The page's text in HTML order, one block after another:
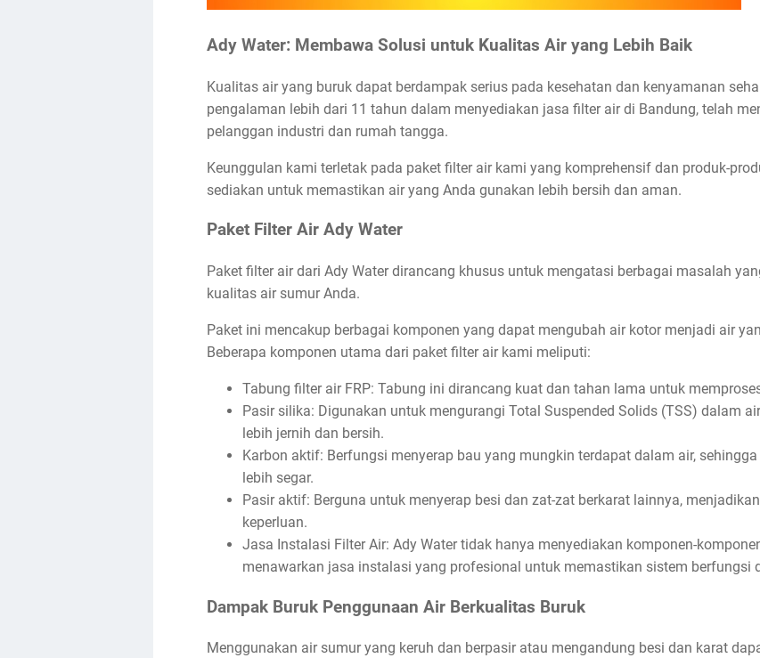
Ady Water: Membawa Solusi untuk Kualitas Air yang Lebih Baik
Kualitas air yang buruk dapat berdampak serius pada kesehatan dan kenyamanan
pengalaman lebih dari 11 tahun dalam menyediakan jasa filter air di Bandung, telah
pelanggan industri dan rumah tangga.
Keunggulan kami terletak pada paket filter air kami yang komprehensif dan produk-
sediakan untuk memastikan air yang Anda gunakan lebih bersih dan aman.
Paket Filter Air Ady Water
Paket filter air dari Ady Water dirancang khusus untuk mengatasi berbagai masalah
kualitas air sumur Anda.
Paket ini mencakup berbagai komponen yang dapat mengubah air kotor menjadi air
Beberapa komponen utama dari paket filter air kami meliputi:
Tabung filter air FRP: Tabung ini dirancang kuat dan tahan lama untuk
Pasir silika: Digunakan untuk mengurangi Total Suspended Solids (TSS) dalam
lebih jernih dan bersih.
Karbon aktif: Berfungsi menyerap bau yang mungkin terdapat dalam air,
lebih segar.
Pasir aktif: Berguna untuk menyerap besi dan zat-zat berkarat lainnya,
keperluan.
Jasa Instalasi Filter Air: Ady Water tidak hanya menyediakan komponen-
menawarkan jasa instalasi yang profesional untuk memastikan sistem berfungsi
Dampak Buruk Penggunaan Air Berkualitas Buruk
Menggunakan air sumur yang keruh dan berpasir atau mengandung besi dan karat